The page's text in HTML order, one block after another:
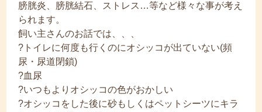
膀胱炎、膀胱結石、ストレス…等など様々な事が考え
られます。
飼い主さんのお話では、、、
?トイレに何度も行くのにオシッコが出ていない(頻
尿・尿道閉鎖)
?血尿
?いつもよりオシッコの色がおかしい
?オシッコをした後に砂もしくはペットシーツにキラ